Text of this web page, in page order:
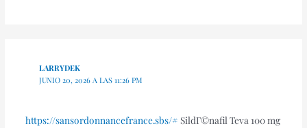
LARRYDEK
JUNIO 20, 2026 A LAS 11:26 PM
https://sansordonnancefrance.sbs/# SildГ©nafil Teva 100 mg